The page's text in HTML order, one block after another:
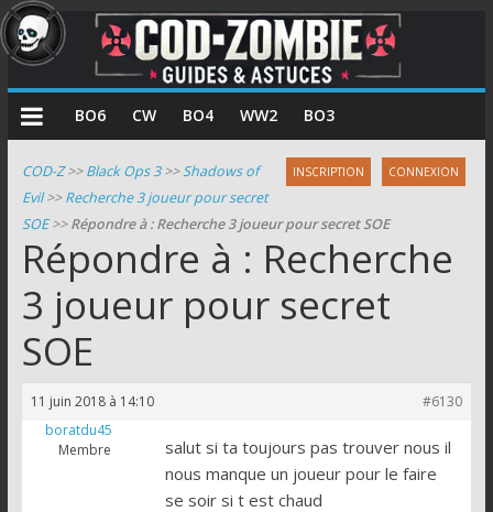
COD
Zombie
Guides
et
astuces
pour
le
mode
zombie
de
Call
BO6 CW BO4 WW2 BO3
INSCRIPTION CONNEXION
COD-Z>>Black Ops 3>>Shadows of
Evil>>Recherche 3 joueur pour secret
SOE>>Répondre à : Recherche 3 joueur pour secret SOE
Répondre à : Recherche
3 joueur pour secret
SOE
11 juin 2018 à 14:10
#6130
boratdu45
Membre
salut si ta toujours pas trouver nous il
nous manque un joueur pour le faire
se soir si t est chaud